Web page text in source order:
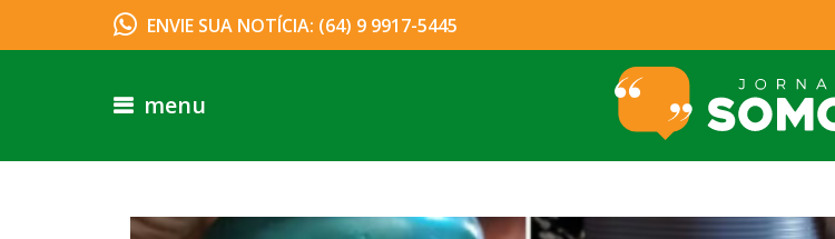
ENVIE SUA NOTÍCIA: (64) 9 9917-5445
menu